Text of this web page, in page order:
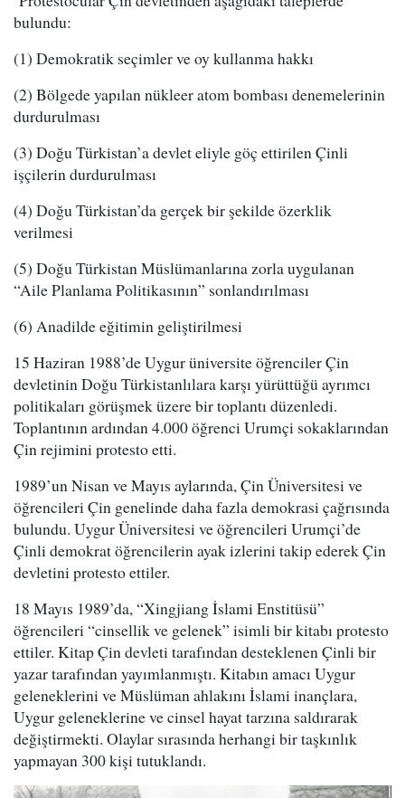
bulundu:
(1) Demokratik seçimler ve oy kullanma hakkı
(2) Bölgede yapılan nükleer atom bombası denemelerinin
durdurulması
(3) Doğu Türkistan’a devlet eliyle göç ettirilen Çinli
işçilerin durdurulması
(4) Doğu Türkistan’da gerçek bir şekilde özerklik
verilmesi
(5) Doğu Türkistan Müslümanlarına zorla uygulanan
“Aile Planlama Politikasının” sonlandırılması
(6) Anadilde eğitimin geliştirilmesi
15 Haziran 1988’de Uygur üniversite öğrenciler Çin
devletinin Doğu Türkistanlılara karşı yürüttüğü ayrımcı
politikaları görüşmek üzere bir toplantı düzenledi.
Toplantının ardından 4.000 öğrenci Urumçi sokaklarından
Çin rejimini protesto etti.
1989’un Nisan ve Mayıs aylarında, Çin Üniversitesi ve
öğrencileri Çin genelinde daha fazla demokrasi çağrısında
bulundu. Uygur Üniversitesi ve öğrencileri Urumçi’de
Çinli demokrat öğrencilerin ayak izlerini takip ederek Çin
devletini protesto ettiler.
18 Mayıs 1989’da, “Xingjiang İslami Enstitüsü”
öğrencileri “cinsellik ve gelenek” isimli bir kitabı protesto
ettiler. Kitap Çin devleti tarafından desteklenen Çinli bir
yazar tarafından yayımlanmıştı. Kitabın amacı Uygur
geleneklerini ve Müslüman ahlakını İslami inançlara,
Uygur geleneklerine ve cinsel hayat tarzına saldırarak
değiştirmekti. Olaylar sırasında herhangi bir taşkınlık
yapmayan 300 kişi tutuklandı.